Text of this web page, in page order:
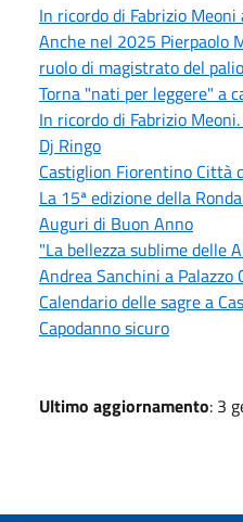
In ricordo di Fabrizio
Anche nel 2025 Pierpaolo
ruolo di magistrato del
Torna "nati per leggere" a
In ricordo di Fabrizio
Dj Ringo
Castiglion Fiorentino Città
La 15ª edizione della
Auguri di Buon Anno
"La bellezza sublime delle
Andrea Sanchini a Palazzo
Calendario delle sagre a
Capodanno sicuro
Ultimo aggiornamento: 3